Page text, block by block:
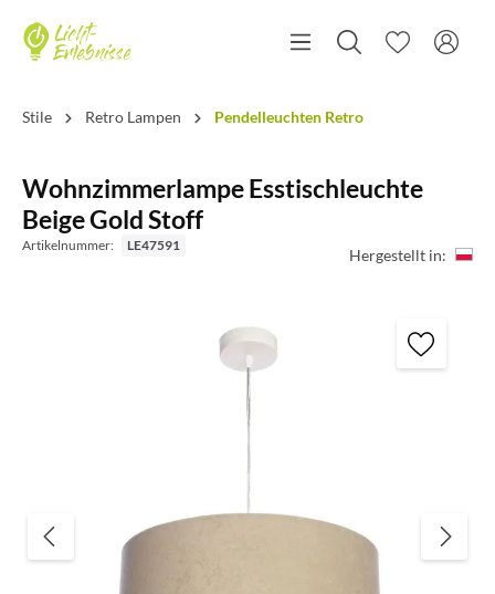
Stile Retro Lampen Pendelleuchten Retro
Wohnzimmerlampe Esstischleuchte
Beige Gold Stoff
Artikelnummer: LE47591 Hergestellt in: